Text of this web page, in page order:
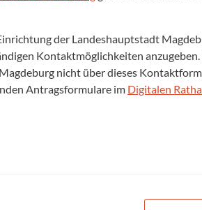
der Landeshauptstadt
Kontaktmöglichkeiten anzugeben.
nicht über dieses
Antragsformulare im Digitalen